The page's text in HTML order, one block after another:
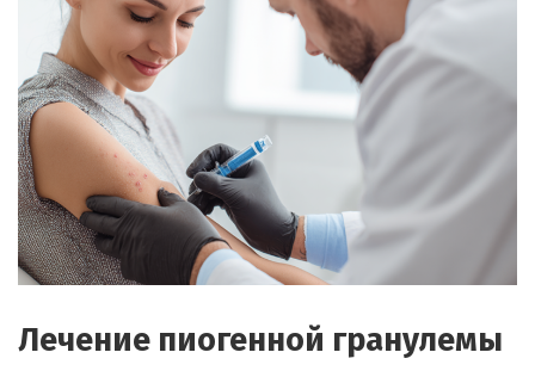
Лечение пиогенной гранулемы